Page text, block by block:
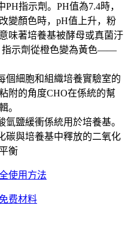
指示劑。PH值為7.4時，
變顏色時，pH值上升，粉
味著培養基被酵母或真菌汙
指示劑從橙色變為黃色——
細胞和組織培養實驗室的
附的角度CHO在係統的幫
。
鹽緩衝係統用於培養基。
與培養基中釋放的二氧化
衡
使用方法
费材料